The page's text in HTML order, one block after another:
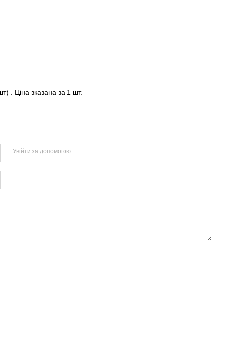
. Ціна вказана за 1 шт.
Увійти за допомогою